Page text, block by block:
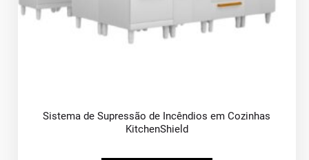
Sistema de Supressão de Incêndios em Cozinhas
KitchenShield